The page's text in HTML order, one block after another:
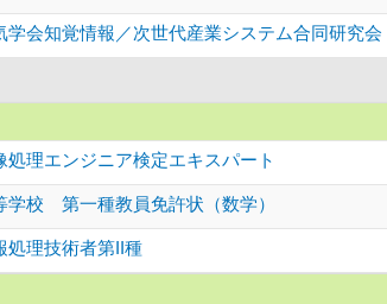
学会知覚情報／次世代産業システム合同研究
処理エンジニア検定エキスパート
学校 第一種教員免許状（数学）
処理技術者第II種